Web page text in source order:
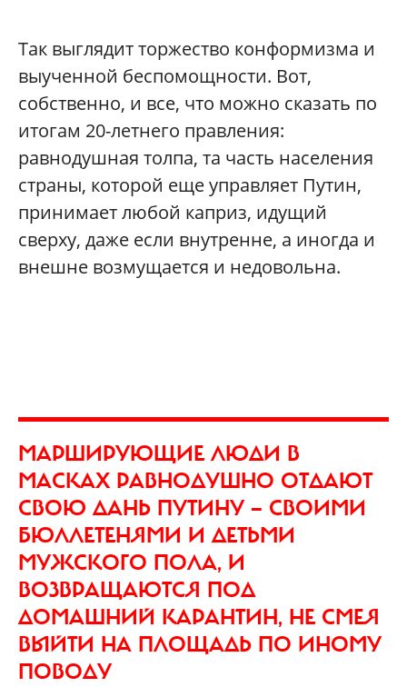
Так выглядит торжество конформизма и
выученной беспомощности. Вот,
собственно, и все, что можно сказать по
итогам 20-летнего правления:
равнодушная толпа, та часть населения
страны, которой еще управляет Путин,
принимает любой каприз, идущий
сверху, даже если внутренне, а иногда и
внешне возмущается и недовольна.
МАРШИРУЮЩИЕ ЛЮДИ В
МАСКАХ РАВНОДУШНО ОТДАЮТ
СВОЮ ДАНЬ ПУТИНУ — СВОИМИ
БЮЛЛЕТЕНЯМИ И ДЕТЬМИ
МУЖСКОГО ПОЛА, И
ВОЗВРАЩАЮТСЯ ПОД
ДОМАШНИЙ КАРАНТИН, НЕ СМЕЯ
ВЫЙТИ НА ПЛОЩАДЬ ПО ИНОМУ
ПОВОДУ